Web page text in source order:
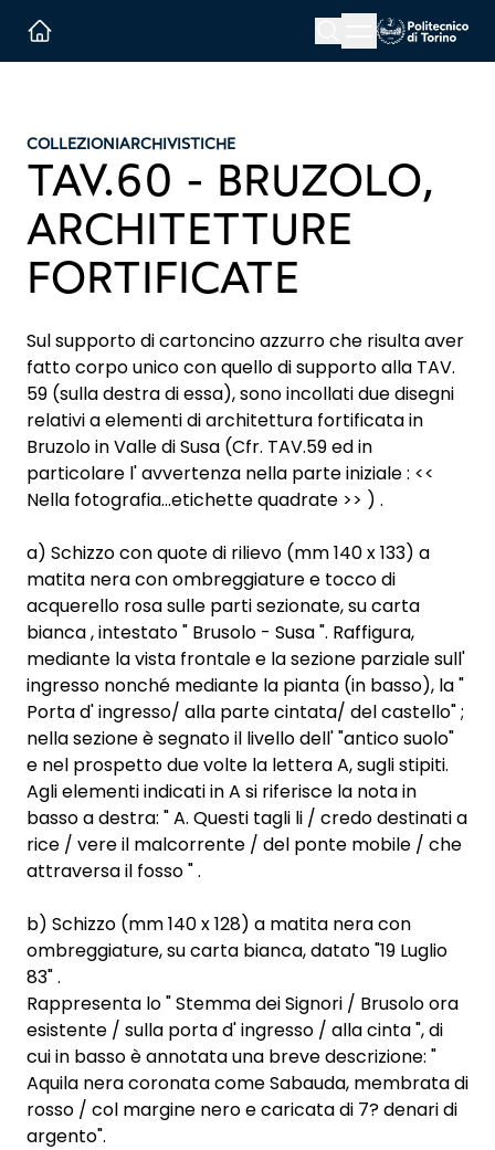
Menu button
COLLEZIONIARCHIVISTICHE
TAV.60 - BRUZOLO,
ARCHITETTURE
FORTIFICATE
Sul supporto di cartoncino azzurro che risulta aver
fatto corpo unico con quello di supporto alla TAV.
59 (sulla destra di essa), sono incollati due disegni
relativi a elementi di architettura fortificata in
Bruzolo in Valle di Susa (Cfr. TAV.59 ed in
particolare l' avvertenza nella parte iniziale : <<
Nella fotografia...etichette quadrate >> ) .
a) Schizzo con quote di rilievo (mm 140 x 133) a
matita nera con ombreggiature e tocco di
acquerello rosa sulle parti sezionate, su carta
bianca , intestato " Brusolo - Susa ". Raffigura,
mediante la vista frontale e la sezione parziale sull'
ingresso nonché mediante la pianta (in basso), la "
Porta d' ingresso/ alla parte cintata/ del castello" ;
nella sezione è segnato il livello dell' "antico suolo"
e nel prospetto due volte la lettera A, sugli stipiti.
Agli elementi indicati in A si riferisce la nota in
basso a destra: " A. Questi tagli li / credo destinati a
rice / vere il malcorrente / del ponte mobile / che
attraversa il fosso " .
b) Schizzo (mm 140 x 128) a matita nera con
ombreggiature, su carta bianca, datato "19 Luglio
83" .
Rappresenta lo " Stemma dei Signori / Brusolo ora
esistente / sulla porta d' ingresso / alla cinta ", di
cui in basso è annotata una breve descrizione: "
Aquila nera coronata come Sabauda, membrata di
rosso / col margine nero e caricata di 7? denari di
argento".